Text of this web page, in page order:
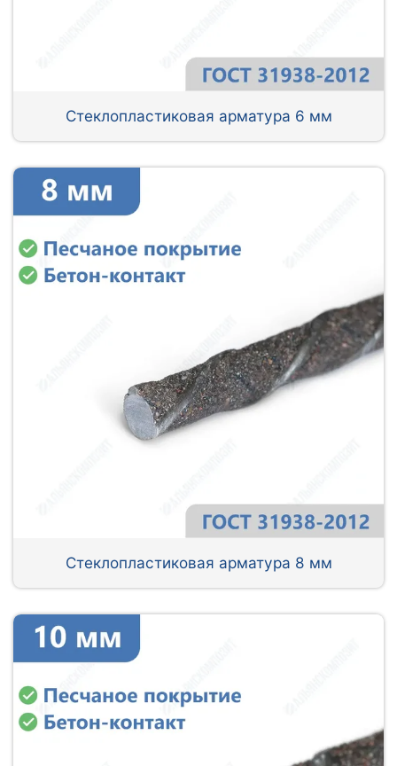
Стеклопластиковая арматура 6 мм
Стеклопластиковая арматура 8 мм